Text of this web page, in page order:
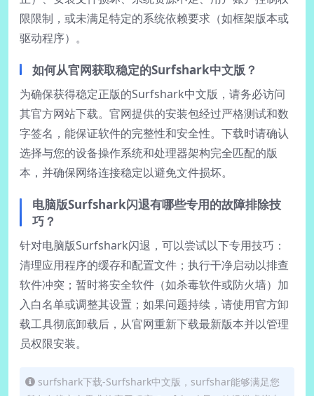
限限制，或未满足特定的系统依赖要求（如框架版本或
驱动程序）。
如何从官网获取稳定的Surfshark中文版？
为确保获得稳定正版的Surfshark中文版，请务必访问
其官方网站下载。官网提供的安装包经过严格测试和数
字签名，能保证软件的完整性和安全性。下载时请确认
选择与您的设备操作系统和处理器架构完全匹配的版
本，并确保网络连接稳定以避免文件损坏。
电脑版Surfshark闪退有哪些专用的故障排除技
巧？
针对电脑版Surfshark闪退，可以尝试以下专用技巧：
清理应用程序的缓存和配置文件；执行干净启动以排查
软件冲突；暂时将安全软件（如杀毒软件或防火墙）加
入白名单或调整其设置；如果问题持续，请使用官方卸
载工具彻底卸载后，从官网重新下载最新版本并以管理
员权限安装。
surfshark下载-Surfshark中文版，surfshar能够满足您